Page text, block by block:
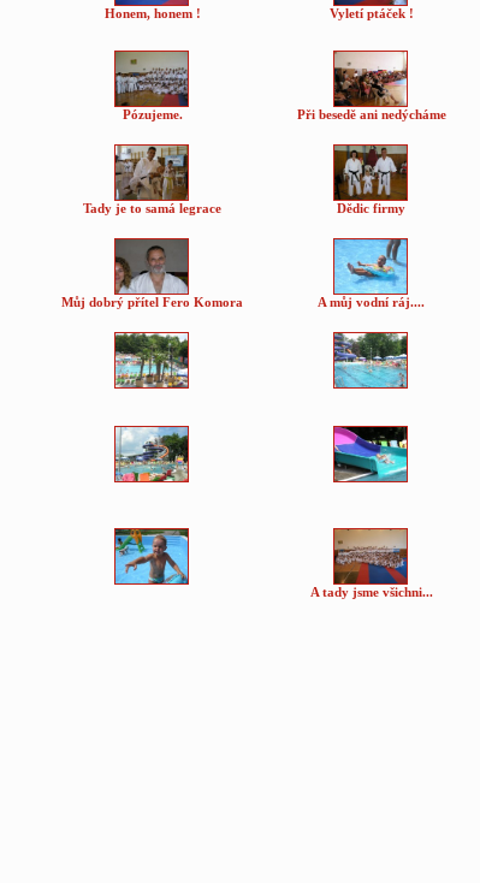
Honem, honem ! Vyletí ptáček !
Pózujeme. Při besedě ani nedýcháme
Tady je to samá legrace Dědic firmy
Můj dobrý přítel Fero Komora A můj vodní ráj....
A tady jsme všichni...